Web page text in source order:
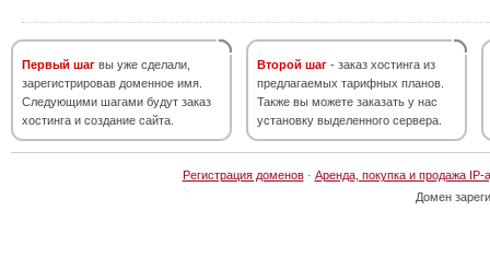
Первый шаг вы уже сделали,
зарегистрировав доменное имя.
Следующими шагами будут заказ
хостинга и создание сайта.
Второй шаг - заказ хостинга из
предлагаемых тарифных планов.
Также вы можете заказать у нас
установку выделенного сервера.
Регистрация доменов· Аренда, покупка и продажа IP-
Домен